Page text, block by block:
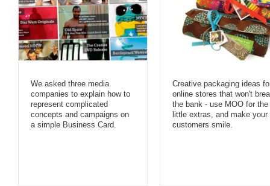
We asked three media
companies to explain how to
represent complicated
concepts and campaigns on
a simple Business Card.
Creative packaging ideas
online stores that won't
the bank - use MOO for the
little extras, and make your
customers smile.